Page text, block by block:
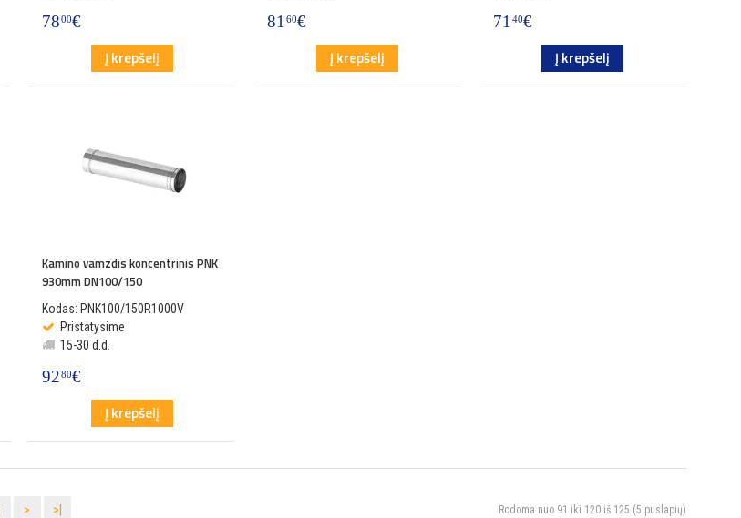
7800€
Į krepšelį
81 60€
Į krepšelį
7140€
Į krepšelį
Kamino vamzdis koncentrinis PNK
930mm DN100/150
Kodas: PNK100/150R1000V
Pristatysime
15-30 d.d.
9280€
Į krepšelį
> >| Rodoma nuo 91 iki 120 iš 125 (5 puslapių)